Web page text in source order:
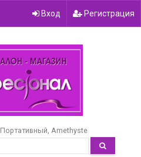
Вход Регистрация
Портативный Amethyste